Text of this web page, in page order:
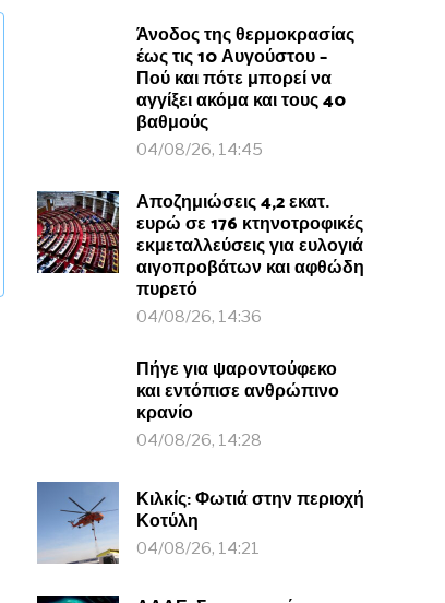
Άνοδος της θερμοκρασίας
έως τις 10 Αυγούστου –
Πού και πότε μπορεί να
αγγίξει ακόμα και τους 40
βαθμούς
04/08/26, 14:45
Αποζημιώσεις 4,2 εκατ.
ευρώ σε 176 κτηνοτροφικές
εκμεταλλεύσεις για ευλογιά
αιγοπροβάτων και αφθώδη
πυρετό
04/08/26, 14:36
Πήγε για ψαροντούφεκο
και εντόπισε ανθρώπινο
κρανίο
04/08/26, 14:28
Κιλκίς: Φωτιά στην περιοχή
Κοτύλη
04/08/26, 14:21